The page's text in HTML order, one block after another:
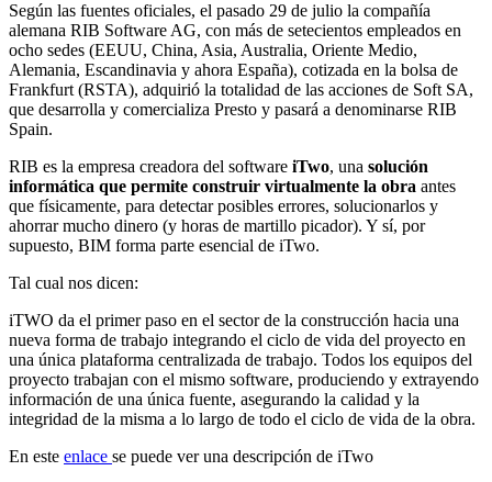
Según las fuentes oficiales, el pasado 29 de julio la compañía
alemana RIB Software AG, con más de setecientos empleados en
ocho sedes (EEUU, China, Asia, Australia, Oriente Medio,
Alemania, Escandinavia y ahora España), cotizada en la bolsa de
Frankfurt (RSTA), adquirió la totalidad de las acciones de Soft SA,
que desarrolla y comercializa Presto y pasará a denominarse RIB
Spain.
RIB es la empresa creadora del software iTwo, una solución
informática que permite construir virtualmente la obra antes
que físicamente, para detectar posibles errores, solucionarlos y
ahorrar mucho dinero (y horas de martillo picador). Y sí, por
supuesto, BIM forma parte esencial de iTwo.
Tal cual nos dicen:
iTWO da el primer paso en el sector de la construcción hacia una
nueva forma de trabajo integrando el ciclo de vida del proyecto en
una única plataforma centralizada de trabajo. Todos los equipos del
proyecto trabajan con el mismo software, produciendo y extrayendo
información de una única fuente, asegurando la calidad y la
integridad de la misma a lo largo de todo el ciclo de vida de la obra.
En este enlace se puede ver una descripción de iTwo